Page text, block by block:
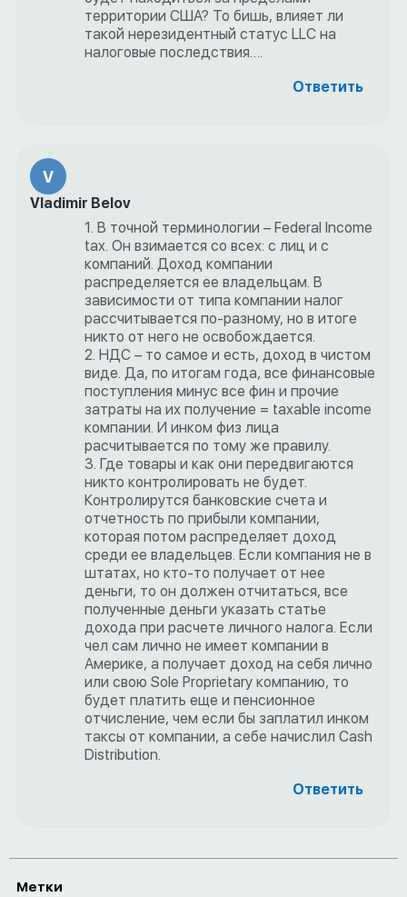
территории США? То бишь, влияет ли
такой нерезидентный статус LLC на
налоговые последствия….
Ответить
V
Vladimir Belov
1. В точной терминологии – Federal Income
tax. Он взимается со всех: с лиц и с
компаний. Доход компании
распределяется ее владельцам. В
зависимости от типа компании налог
рассчитывается по-разному, но в итоге
никто от него не освобождается.
2. НДС – то самое и есть, доход в чистом
виде. Да, по итогам года, все финансовые
поступления минус все фин и прочие
затраты на их получение = taxable income
компании. И инком физ лица
расчитывается по тому же правилу.
3. Где товары и как они передвигаются
никто контролировать не будет.
Контролирутся банковские счета и
отчетность по прибыли компании,
которая потом распределяет доход
среди ее владельцев. Если компания не в
штатах, но кто-то получает от нее
деньги, то он должен отчитаться, все
полученные деньги указать статье
дохода при расчете личного налога. Если
чел сам лично не имеет компании в
Америке, а получает доход на себя лично
или свою Sole Proprietary компанию, то
будет платить еще и пенсионное
отчисление, чем если бы заплатил инком
таксы от компании, а себе начислил Cash
Distribution.
Ответить
Метки